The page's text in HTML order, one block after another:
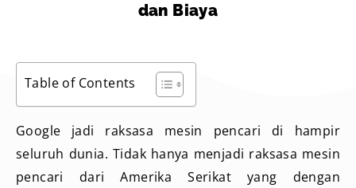
dan Biaya
Table of Contents
Google jadi raksasa mesin pencari di hampir
seluruh dunia. Tidak hanya menjadi raksasa mesin
pencari dari Amerika Serikat yang dengan